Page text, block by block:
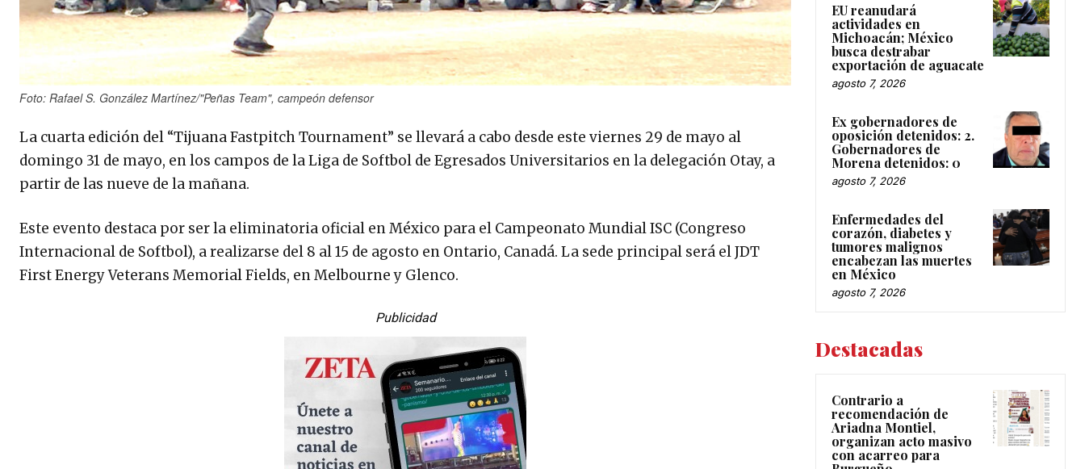
Foto: Rafael S. González Martínez/"Peñas Team", campeón defensor
La cuarta edición del “Tijuana Fastpitch Tournament” se llevará a cabo desde este viernes 29 de mayo al
domingo 31 de mayo, en los campos de la Liga de Softbol de Egresados Universitarios en la delegación Otay, a
partir de las nueve de la mañana.
Este evento destaca por ser la eliminatoria oficial en México para el Campeonato Mundial ISC (Congreso
Internacional de Softbol), a realizarse del 8 al 15 de agosto en Ontario, Canadá. La sede principal será el JDT
First Energy Veterans Memorial Fields, en Melbourne y Glenco.
Publicidad
EU reanudará
actividades en
Michoacán; México
busca destrabar
exportación de aguacate
agosto 7, 2026
Ex gobernadores de
oposición detenidos: 2.
Gobernadores de
Morena detenidos: 0
agosto 7, 2026
Enfermedades del
corazón, diabetes y
tumores malignos
encabezan las muertes
en México
agosto 7, 2026
Destacadas
Contrario a
recomendación de
Ariadna Montiel,
organizan acto masivo
con acarreo para